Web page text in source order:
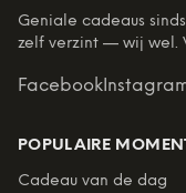
Geniale cadeaus
zelf verzint — wij wel.
Facebook
POPULAIRE
Cadeau van de dag